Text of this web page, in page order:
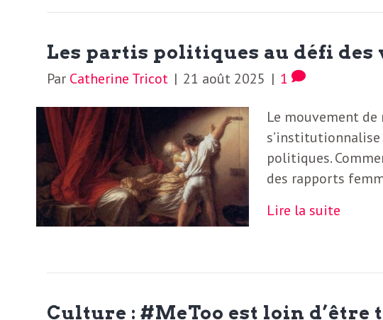
b
r
i
e
f
r
e
t
r
e
d
e
R
g
a
Les partis politiques au défi des
Par Catherine Tricot | 21 août 2025 | 1
Le mouvement
politiques.
des rapports
Lire la suite
Culture : #MeToo est loin d’être